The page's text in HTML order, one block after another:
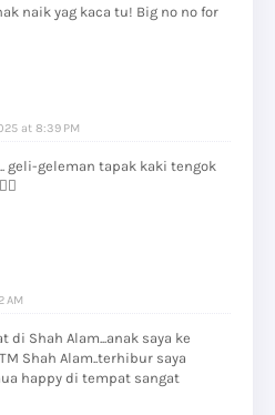
naik yag kaca tu! Big no no for
at 8:39 PM
geli-geleman tapak kaki tengok
AM
di Shah Alam...anak saya ke
Shah Alam..terhibur saya
happy di tempat sangat